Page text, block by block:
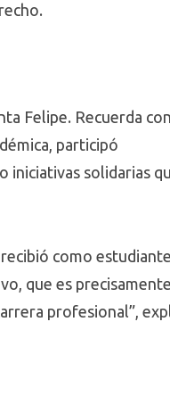
Felipe. Recuerda con
participó
iniciativas solidarias
como
que es
profesional”,